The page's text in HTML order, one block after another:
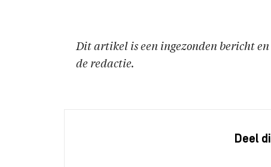
Dit artikel is een ingezonden bericht
de redactie.
Deel